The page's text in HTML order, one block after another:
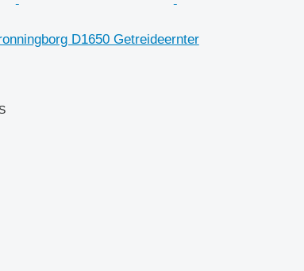
D1650 Getreideernter